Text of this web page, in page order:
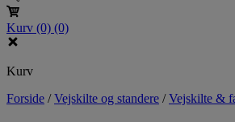
Kurv (0) (0)
Kurv
Forside /Vejskilte og standere /Vejskilte &